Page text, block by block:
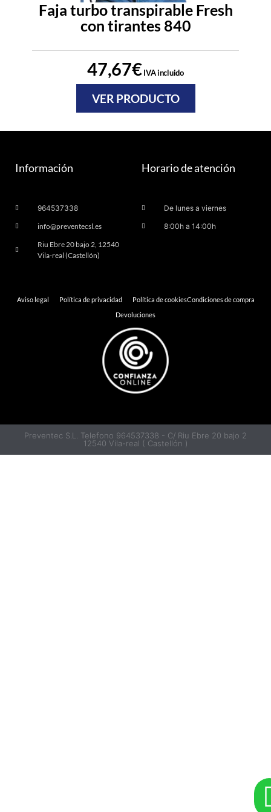
Faja turbo transpirable Fresh
con tirantes 840
47,67€IVA incluido
VER PRODUCTO
Información
964537338
info@preventecsl.es
Riu Ebre 20 bajo 2, 12540
Vila-real (Castellón)
Horario de atención
De lunes a viernes
8:00h a 14:00h
Aviso legal Política de privacidad Política de cookiesCondiciones de compra
Devoluciones
Preventec S.L. Telefono 964537338 - C/ Riu Ebre 20 bajo 2
12540 Vila-real ( Castellón )